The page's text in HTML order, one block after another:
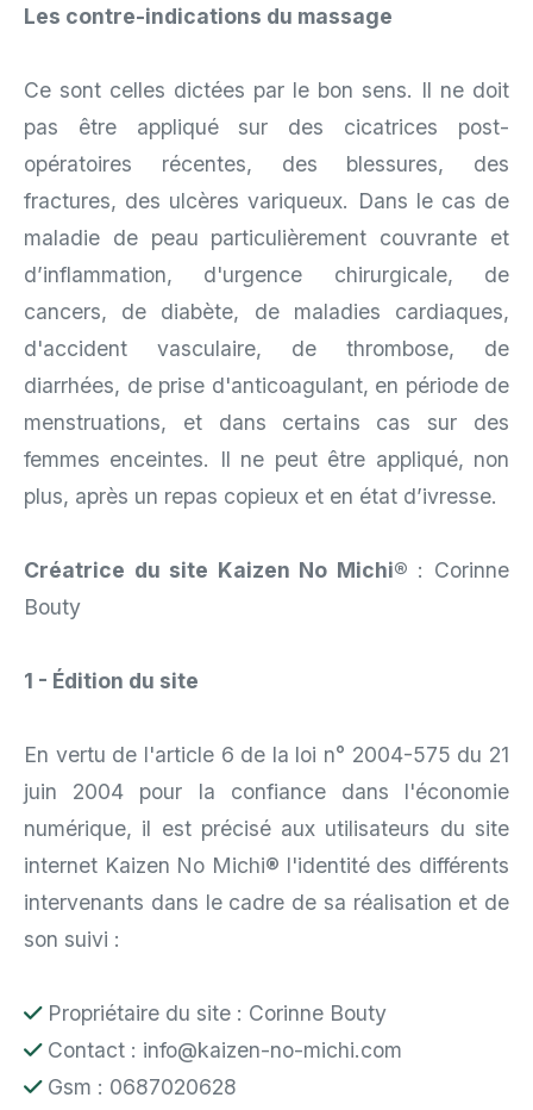
Les contre-indications du massage
Ce sont celles dictées par le bon sens. Il ne doit
pas être appliqué sur des cicatrices post-
opératoires récentes, des blessures, des
fractures, des ulcères variqueux. Dans le cas de
maladie de peau particulièrement couvrante et
d’inflammation, d'urgence chirurgicale, de
cancers, de diabète, de maladies cardiaques,
d'accident vasculaire, de thrombose, de
diarrhées, de prise d'anticoagulant, en période de
menstruations, et dans certains cas sur des
femmes enceintes. Il ne peut être appliqué, non
plus, après un repas copieux et en état d’ivresse.
Créatrice du site Kaizen No Michi® : Corinne
Bouty
1 - Édition du site
En vertu de l'article 6 de la loi n° 2004-575 du 21
juin 2004 pour la confiance dans l'économie
numérique, il est précisé aux utilisateurs du site
internet Kaizen No Michi® l'identité des différents
intervenants dans le cadre de sa réalisation et de
son suivi :
Propriétaire du site : Corinne Bouty
Contact : info@kaizen-no-michi.com
Gsm : 0687020628